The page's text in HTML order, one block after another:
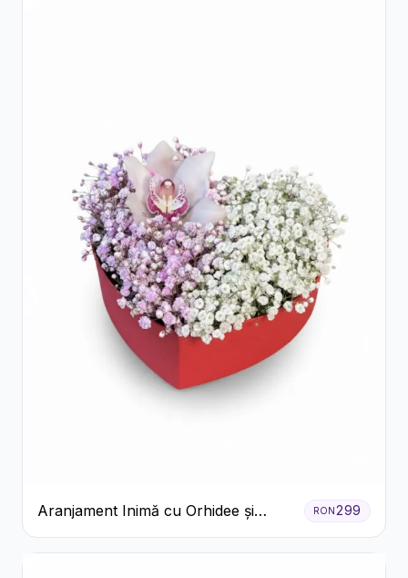
Aranjament Inimă cu Orhidee și
Floarea Miresei
RON299